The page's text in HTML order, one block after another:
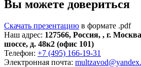
Вы можете довериться
Скачать презентацию в формате .pdf
Наш адрес: 127566, Россия, , г. Москва
шоссе, д. 48к2 (офис 101)
Телефон: +7 (495) 166-19-31
Электронная почта: